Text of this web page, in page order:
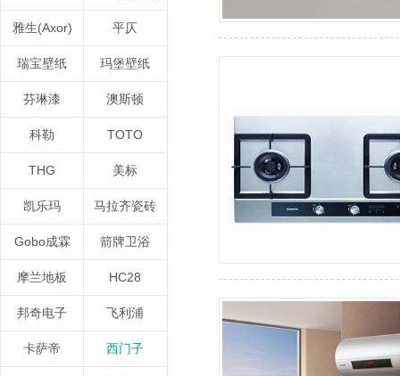
雅生(Axor) 平仄
瑞宝壁纸 玛堡壁纸
芬琳漆 澳斯顿
科勒 TOTO
THG 美标
凯乐玛 马拉齐瓷砖
Gobo成霖 箭牌卫浴
摩兰地板 HC28
邦奇电子 飞利浦
卡萨帝 西门子